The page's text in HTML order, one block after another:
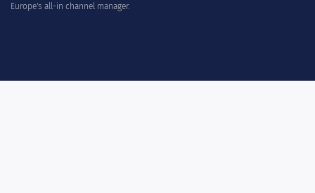
Europe's all-in channel manager.